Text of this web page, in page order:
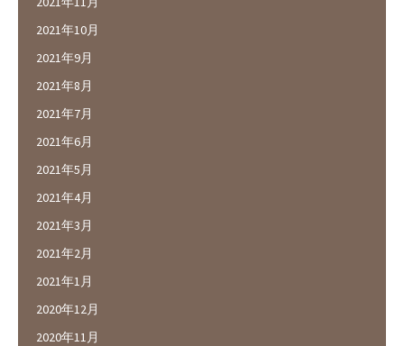
2021年10月
2021年9月
2021年8月
2021年7月
2021年6月
2021年5月
2021年4月
2021年3月
2021年2月
2021年1月
2020年12月
2020年11月